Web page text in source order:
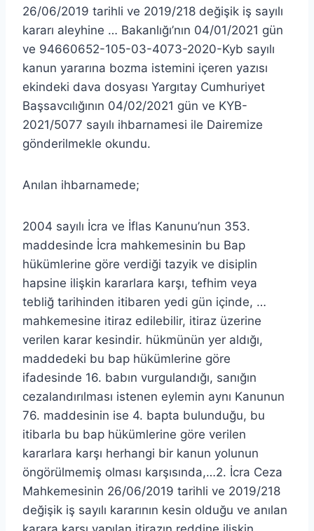
26/06/2019 tarihli ve 2019/218 değişik iş sayılı
kararı aleyhine … Bakanlığı’nın 04/01/2021 gün
ve 94660652-105-03-4073-2020-Kyb sayılı
kanun yararına bozma istemini içeren yazısı
ekindeki dava dosyası Yargıtay Cumhuriyet
Başsavcılığının 04/02/2021 gün ve KYB-
2021/5077 sayılı ihbarnamesi ile Dairemize
gönderilmekle okundu.
Anılan ihbarnamede;
2004 sayılı İcra ve İflas Kanunu’nun 353.
maddesinde İcra mahkemesinin bu Bap
hükümlerine göre verdiği tazyik ve disiplin
hapsine ilişkin kararlara karşı, tefhim veya
tebliğ tarihinden itibaren yedi gün içinde, …
mahkemesine itiraz edilebilir, itiraz üzerine
verilen karar kesindir. hükmünün yer aldığı,
maddedeki bu bap hükümlerine göre
ifadesinde 16. babın vurgulandığı, sanığın
cezalandırılması istenen eylemin aynı Kanunun
76. maddesinin ise 4. bapta bulunduğu, bu
itibarla bu bap hükümlerine göre verilen
kararlara karşı herhangi bir kanun yolunun
öngörülmemiş olması karşısında,…2. İcra Ceza
Mahkemesinin 26/06/2019 tarihli ve 2019/218
değişik iş sayılı kararının kesin olduğu ve anılan